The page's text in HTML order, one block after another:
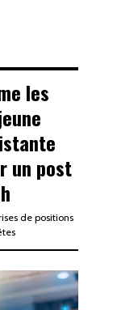
les
un post
de positions